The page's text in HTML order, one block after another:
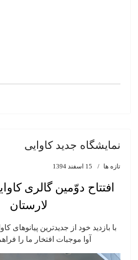
نمایشگاه جدید کاوایی
تازه ها 15 اسفند 1394
افتتاح دوّمین گالری
لارستان
با بازدید خود از جدیدترین پیانوهای
آوا موجبات افتخار ما را